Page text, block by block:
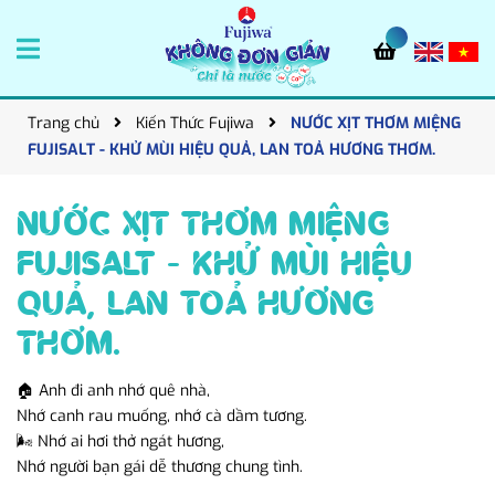
Trang chủ Kiến Thức Fujiwa
NƯỚC XỊT THƠM MIỆNG
FUJISALT - KHỬ MÙI HIỆU QUẢ, LAN TOẢ HƯƠNG THƠM.
NƯỚC XỊT THƠM MIỆNG
FUJISALT - KHỬ MÙI HIỆU
QUẢ, LAN TOẢ HƯƠNG
THƠM.
🏠 Anh đi anh nhớ quê nhà,
Nhớ canh rau muống, nhớ cà dầm tương.
🌬 Nhớ ai hơi thở ngát hương,
Nhớ người bạn gái dễ thương chung tình.